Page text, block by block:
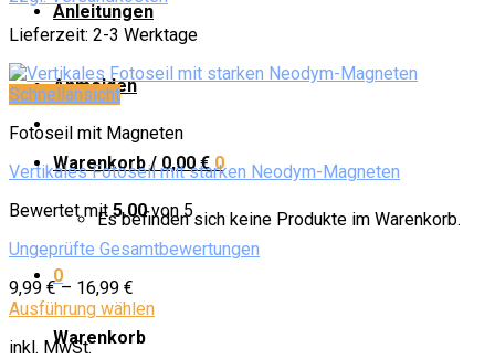
Anleitungen
Anmelden
Warenkorb /0,00€ 0
Es befinden sich keine Produkte im Warenkorb.
0
Warenkorb
Lieferzeit: 2-3 Werktage
Schnellansicht
Fotoseil mit Magneten
Vertikales Fotoseil mit starken Neodym-Magneten
Bewertet mit5.00von 5
Ungeprüfte Gesamtbewertungen
9,99 €– 16,99 €
Ausführung wählen
inkl. MwSt.